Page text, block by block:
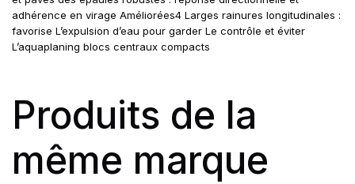
adhérence en virage Améliorées4 Larges rainures longitudinales :
favorise L’expulsion d’eau pour garder Le contrôle et éviter
L’aquaplaning blocs centraux compacts
Produits de la
même marque